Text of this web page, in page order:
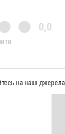
0,0
на наші джерела